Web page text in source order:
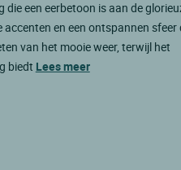
een eerbetoon is aan de
en een ontspannen sfeer
van het mooie weer, terwijl het
biedt Lees meer